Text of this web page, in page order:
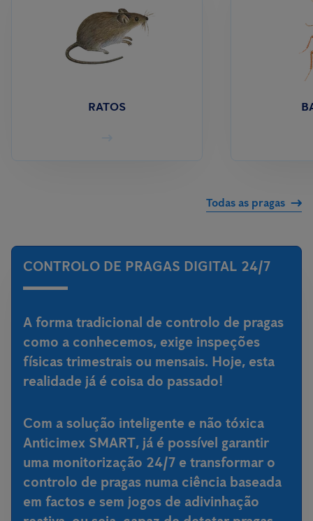
RATOS
Todas as pragas
CONTROLO DE PRAGAS DIGITAL 24/7
A forma tradicional de controlo de pragas
como a conhecemos, exige inspeções
físicas trimestrais ou mensais. Hoje, esta
realidade já é coisa do passado!
Com a solução inteligente e não tóxica
Anticimex SMART, já é possível garantir
uma monitorização 24/7 e transformar o
controlo de pragas numa ciência baseada
em factos e sem jogos de adivinhação